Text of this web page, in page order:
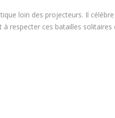
loin des projecteurs. Il
respecter ces batailles solitaires